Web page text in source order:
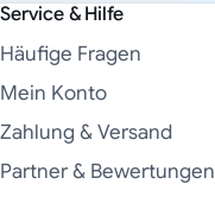
Service & Hilfe
Häufige Fragen
Mein Konto
Zahlung & Versand
Partner & Bewertungen